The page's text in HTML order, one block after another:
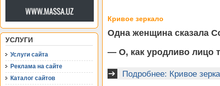
УСЛУГИ
Услуги сайта
Реклама на сайте
Каталог сайтов
Кривое зеркало
Одна женщина сказала
— О, как уродливо лицо
Подробнее: Кривое